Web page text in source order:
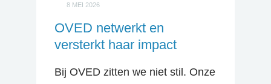
8 MEI 2026
OVED netwerkt en
versterkt haar impact
Bij OVED zitten we niet stil. Onze